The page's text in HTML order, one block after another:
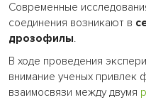
Современные
соединения возникают в
дрозофилы.
В ходе проведения
внимание ученых привлек
взаимосвязи между двумя